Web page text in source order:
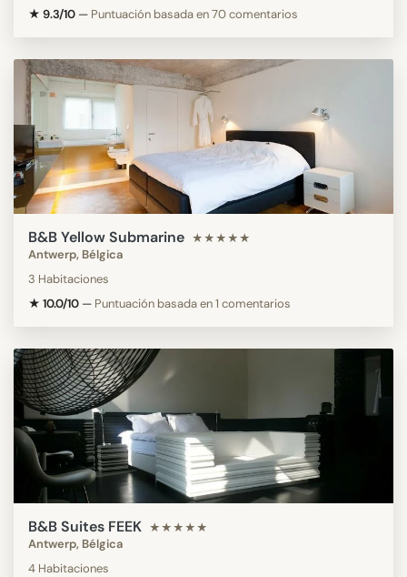
★ 9.3/10 — Puntuación basada en 70 comentarios
B&B Yellow Submarine ★★★★★
Antwerp, Bélgica
3 Habitaciones
★ 10.0/10 — Puntuación basada en 1 comentarios
B&B Suites FEEK ★★★★★
Antwerp, Bélgica
4 Habitaciones